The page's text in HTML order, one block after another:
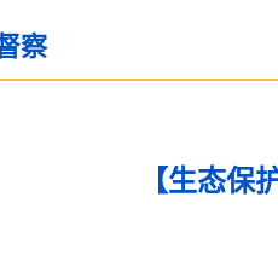
察
【生态保